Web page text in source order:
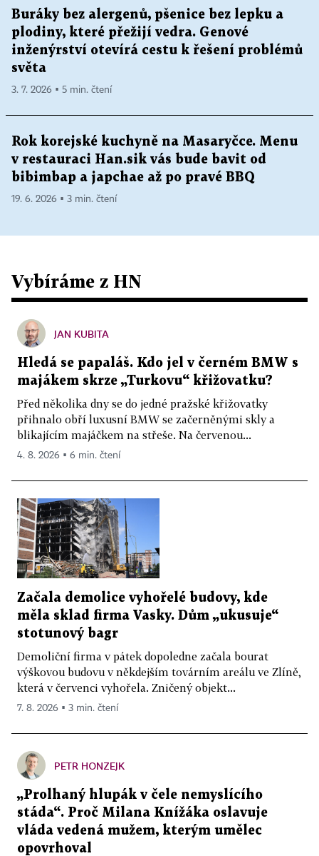
Buráky bez alergenů, pšenice bez lepku a
plodiny, které přežijí vedra. Genové
inženýrství otevírá cestu k řešení problémů
světa
3. 7. 2026 ▪ 5 min. čtení
Rok korejské kuchyně na Masaryčce. Menu
v restauraci Han.sik vás bude bavit od
bibimbap a japchae až po pravé BBQ
19. 6. 2026 ▪ 3 min. čtení
Vybíráme z HN
JAN KUBITA
Hledá se papaláš. Kdo jel v černém BMW s
majákem skrze „Turkovu“ křižovatku?
Před několika dny se do jedné pražské křižovatky
přihnalo obří luxusní BMW se začerněnými skly a
blikajícím majáčkem na střeše. Na červenou...
4. 8. 2026 ▪ 6 min. čtení
Začala demolice vyhořelé budovy, kde
měla sklad firma Vasky. Dům „ukusuje“
stotunový bagr
Demoliční firma v pátek dopoledne začala bourat
výškovou budovu v někdejším továrním areálu ve Zlíně,
která v červenci vyhořela. Zničený objekt...
7. 8. 2026 ▪ 3 min. čtení
PETR HONZEJK
„Prolhaný hlupák v čele nemyslícího
stáda“. Proč Milana Knížáka oslavuje
vláda vedená mužem, kterým umělec
opovrhoval